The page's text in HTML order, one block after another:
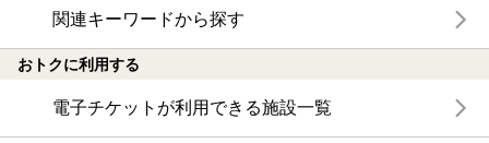
関連キーワードから探す
おトクに利用する
電子チケットが利用できる施設一覧